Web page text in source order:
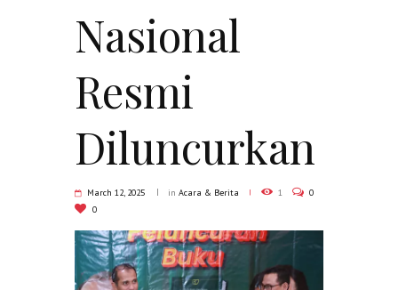
Nasional
Resmi
Diluncurkan
March 12, 2025 in Acara & Berita 1
0
0